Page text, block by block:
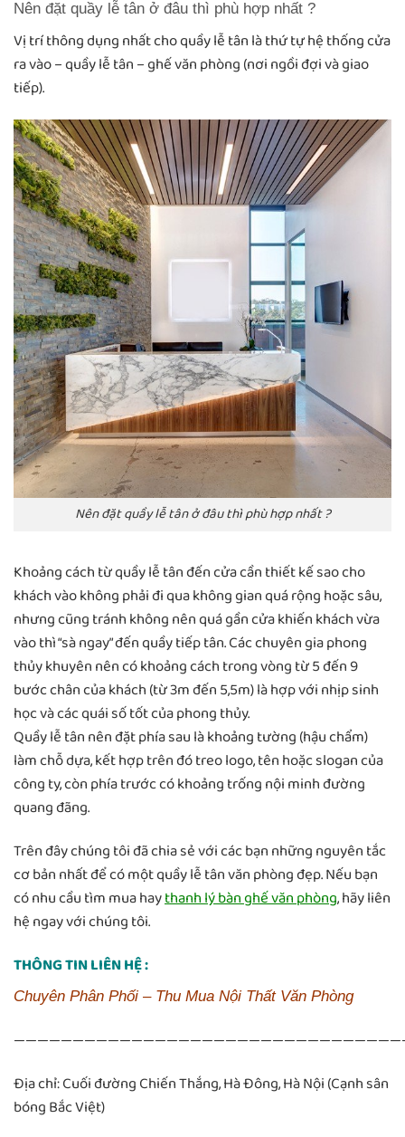
Nên đặt quầy lễ tân ở đâu thì phù hợp nhất ?
Vị trí thông dụng nhất cho quầy lễ tân là thứ tự hệ thống cửa
ra vào – quầy lễ tân – ghế văn phòng (nơi ngồi đợi và giao
tiếp).
Nên đặt quầy lễ tân ở đâu thì phù hợp nhất ?
Khoảng cách từ quầy lễ tân đến cửa cần thiết kế sao cho
khách vào không phải đi qua không gian quá rộng hoặc sâu,
nhưng cũng tránh không nên quá gần cửa khiến khách vừa
vào thì “sà ngay” đến quầy tiếp tân. Các chuyên gia phong
thủy khuyên nên có khoảng cách trong vòng từ 5 đến 9
bước chân của khách (từ 3m đến 5,5m) là hợp với nhịp sinh
học và các quái số tốt của phong thủy.
Quầy lễ tân nên đặt phía sau là khoảng tường (hậu chẩm)
làm chỗ dựa, kết hợp trên đó treo logo, tên hoặc slogan của
công ty, còn phía trước có khoảng trống nội minh đường
quang đãng.
Trên đây chúng tôi đã chia sẻ với các bạn những nguyên tắc
cơ bản nhất để có một quầy lễ tân văn phòng đẹp. Nếu bạn
có nhu cầu tìm mua haythanh lý bàn ghế văn phòng, hãy liên
hệ ngay với chúng tôi.
THÔNG TIN LIÊN HỆ :
Chuyên Phân Phối – Thu Mua Nội Thất Văn Phòng
Địa chỉ: Cuối đường Chiến Thắng, Hà Đông, Hà Nội (Cạnh sân
bóng Bắc Việt)